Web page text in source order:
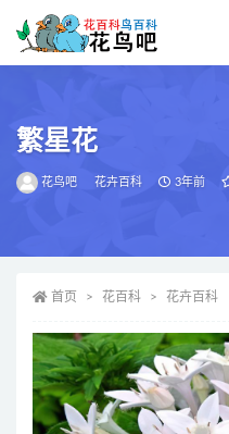
繁星花
花鸟吧 花卉百科 3年前
首页 花百科 花卉百科